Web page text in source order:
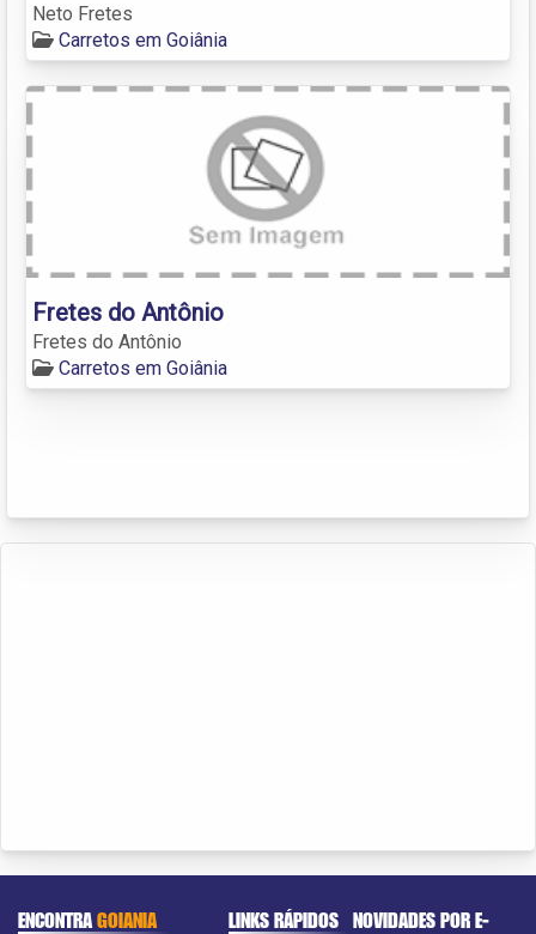
Neto Fretes
Carretos em Goiânia
Fretes do Antônio
Fretes do Antônio
Carretos em Goiânia
ENCONTRAGOIANIA LINKS RÁPIDOS NOVIDADES POR E-